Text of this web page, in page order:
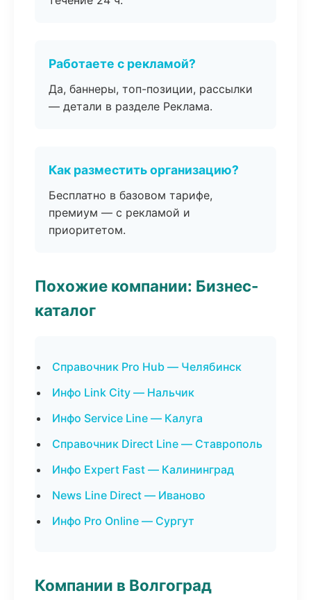
Работаете с рекламой?
Да, баннеры, топ-позиции, рассылки
— детали в разделе Реклама.
Как разместить организацию?
Бесплатно в базовом тарифе,
премиум — с рекламой и
приоритетом.
Похожие компании: Бизнес-
каталог
Справочник Pro Hub — Челябинск
Инфо Link City — Нальчик
Инфо Service Line — Калуга
Справочник Direct Line — Ставрополь
Инфо Expert Fast — Калининград
News Line Direct — Иваново
Инфо Pro Online — Сургут
Компании в Волгоград